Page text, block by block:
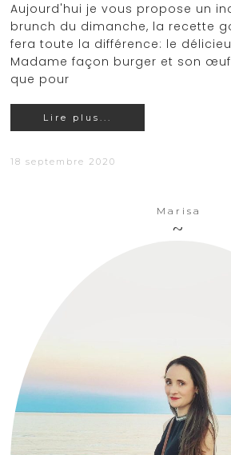
Aujourd'hui je vous propose un
brunch du dimanche, la recette
fera toute la différence: le
Madame façon burger et son
que pour
Lire plus...
18 septembre 2020
Marisa